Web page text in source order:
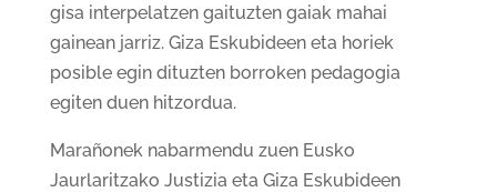
gisa interpelatzen gaituzten gaiak mahai
gainean jarriz. Giza Eskubideen eta horiek
posible egin dituzten borroken pedagogia
egiten duen hitzordua.
Marañonek nabarmendu zuen Eusko
Jaurlaritzako Justizia eta Giza Eskubideen